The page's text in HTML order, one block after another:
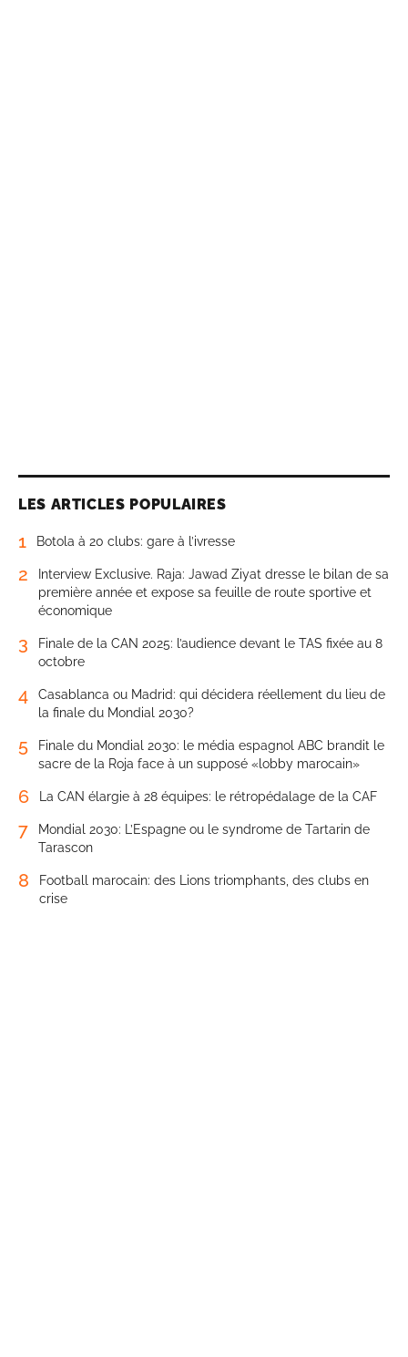
LES ARTICLES POPULAIRES
1 Botola à 20 clubs: gare à l’ivresse
2
Interview Exclusive. Raja: Jawad Ziyat dresse le bilan de sa
première année et expose sa feuille de route sportive et
économique
3
Finale de la CAN 2025: l’audience devant le TAS fixée au 8
octobre
4
Casablanca ou Madrid: qui décidera réellement du lieu de
la finale du Mondial 2030?
5
Finale du Mondial 2030: le média espagnol ABC brandit le
sacre de la Roja face à un supposé «lobby marocain»
6 La CAN élargie à 28 équipes: le rétropédalage de la CAF
7
Mondial 2030: L’Espagne ou le syndrome de Tartarin de
Tarascon
8
Football marocain: des Lions triomphants, des clubs en
crise